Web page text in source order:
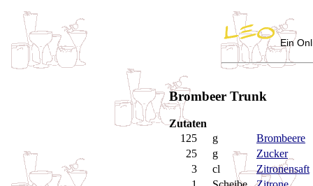
Ein
Brombeer Trunk
Zutaten
125
g
Brombeere
25
g
Zucker
3
cl
Zitronensaft